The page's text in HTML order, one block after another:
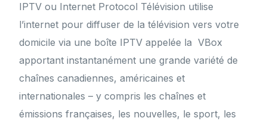
IPTV ou Internet Protocol Télévision utilise
l’internet pour diffuser de la télévision vers votre
domicile via une boîte IPTV appelée la VBox
apportant instantanément une grande variété de
chaînes canadiennes, américaines et
internationales – y compris les chaînes et
émissions françaises, les nouvelles, le sport, les